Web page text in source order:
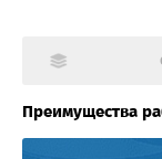
Преимущества